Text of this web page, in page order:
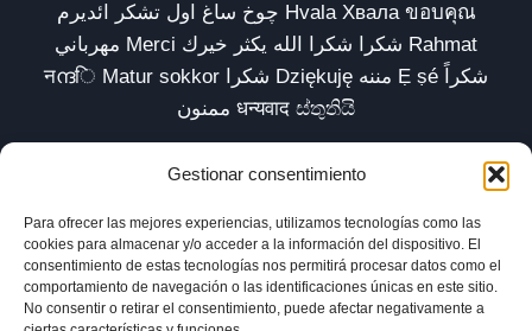
Gestionar consentimiento
Para ofrecer las mejores experiencias, utilizamos tecnologías como las
cookies para almacenar y/o acceder a la información del dispositivo. El
consentimiento de estas tecnologías nos permitirá procesar datos como el
comportamiento de navegación o las identificaciones únicas en este sitio.
No consentir o retirar el consentimiento, puede afectar negativamente a
چوخ ساغ اول تشکر ائدیرم Hvala Хвала ขอบคุณ
مهرباني Merci شكرا شكرا الله يكثر خيرك Rahmat
नന്ദि Matur sokkor شكرا Dziękuję مننه Ẹ ṣé شكراً
ممنون धन्यवाद ස්තුතියි
Inicio Biblioteca Parábolas TV
Comunidad
Esencia
Blog
Política de privacidad